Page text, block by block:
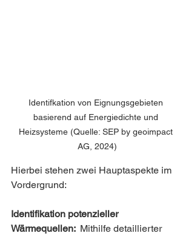
Identifkation von Eignungsgebieten
basierend auf Energiedichte und
Heizsysteme (Quelle: SEP by geoimpact
AG, 2024)
Hierbei stehen zwei Hauptaspekte im
Vordergrund:
Identifikation potenzieller
Wärmequellen: Mithilfe detaillierter